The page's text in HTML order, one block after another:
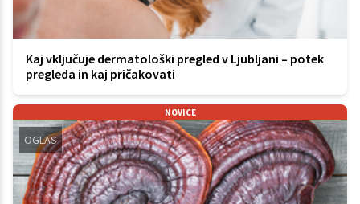
Kaj vključuje dermatološki pregled v Ljubljani – potek
pregleda in kaj pričakovati
NOVICE
OGLAS